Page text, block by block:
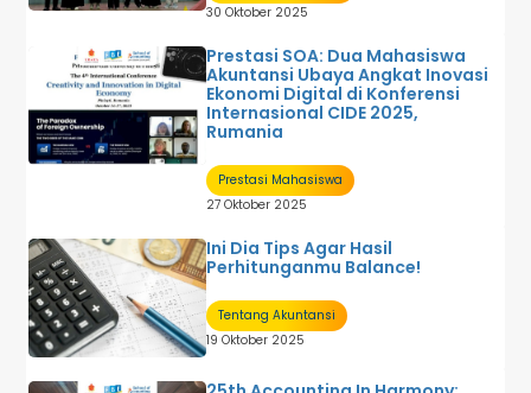
30 Oktober 2025
Prestasi SOA: Dua Mahasiswa
Akuntansi Ubaya Angkat Inovasi
Ekonomi Digital di Konferensi
Internasional CIDE 2025,
Rumania
Prestasi Mahasiswa
27 Oktober 2025
Ini Dia Tips Agar Hasil
Perhitunganmu Balance!
Tentang Akuntansi
19 Oktober 2025